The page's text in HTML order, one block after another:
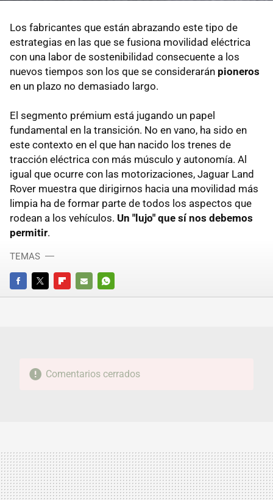
Los fabricantes que están abrazando este tipo de
estrategias en las que se fusiona movilidad eléctrica
con una labor de sostenibilidad consecuente a los
nuevos tiempos son los que se considerarán pioneros
en un plazo no demasiado largo.
El segmento prémium está jugando un papel
fundamental en la transición. No en vano, ha sido en
este contexto en el que han nacido los trenes de
tracción eléctrica con más músculo y autonomía. Al
igual que ocurre con las motorizaciones, Jaguar Land
Rover muestra que dirigirnos hacia una movilidad más
limpia ha de formar parte de todos los aspectos que
rodean a los vehículos. Un "lujo" que sí nos debemos
permitir.
FACEBOOKTWITTERFLIPBOARD
E-
WHATSAPP
TEMAS
Comentarios cerrados